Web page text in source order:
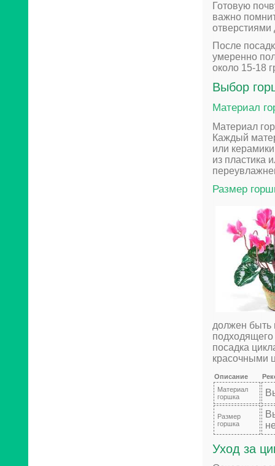
Готовую
важно
После
умеренно
около 15-18
Выбор
Материал
Материал
Каждый
или
из пластика
Размер
должен быть
посадка
красочными
Описание
Материал
горшка
Размер
горшка
Уход за